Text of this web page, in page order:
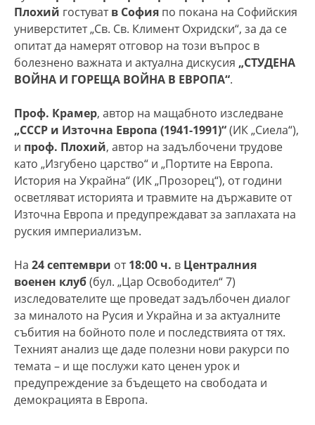
Плохий гостуватв София по покана на Софийския
универститет „Св. Св. Климент Охридски“, за да се
опитат да намерят отговор на този въпрос в
болезнено важната и актуална дискусия „СТУДЕНА
ВОЙНА И ГОРЕЩА ВОЙНА В ЕВРОПА“.
Проф. Крамер, автор на мащабното изследване
„СССР и Източна Европа (1941-1991)“(ИК „Сиела“),
и проф. Плохий, автор на задълбочени трудове
като „Изгубено царство“ и „Портите на Европа.
История на Украйна“ (ИК „Прозорец“), от години
осветляват историята и травмите на държавите от
Източна Европа и предупреждават за заплахата на
руския империализъм.
На 24 септември от18:00 ч. в Централния
военен клуб(бул. „Цар Освободител“ 7)
изследователите ще проведат задълбочен диалог
за миналото на Русия и Украйна и за актуалните
събития на бойното поле и последствията от тях.
Техният анализ ще даде полезни нови ракурси по
темата – и ще послужи като ценен урок и
предупреждение за бъдещето на свободата и
демокрацията в Европа.